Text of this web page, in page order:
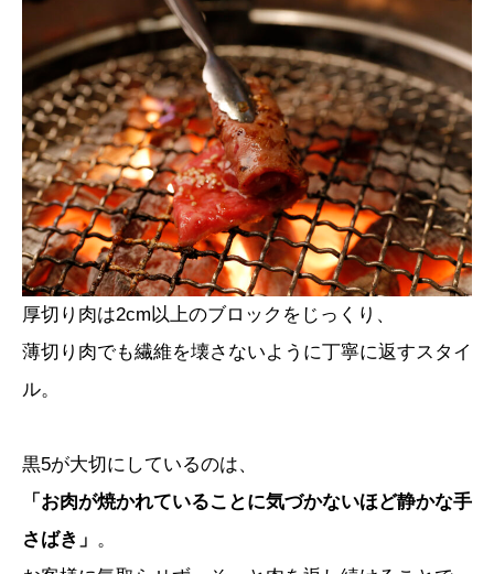
厚切り肉は2cm以上のブロックをじっくり、
薄切り肉でも繊維を壊さないように丁寧に返すスタイ
ル。
黒5が大切にしているのは、
「お肉が焼かれていることに気づかないほど静かな手
さばき」 。